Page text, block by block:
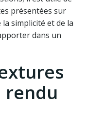
présentées sur
simplicité et de la
dans un
rendu